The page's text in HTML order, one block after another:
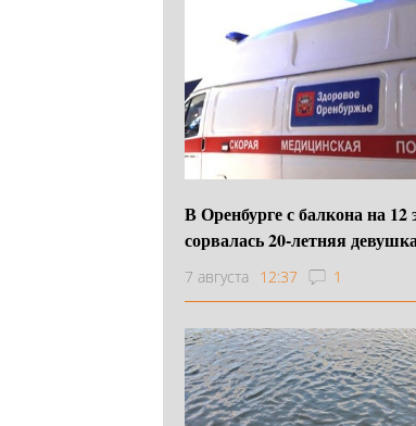
В Оренбурге с балкона на 12
сорвалась 20-летняя
7 августа 12:37 1